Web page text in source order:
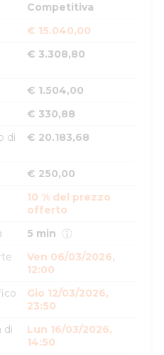
Competitiva
€ 15.040,00
€ 3.308,80
€ 1.504,00
€ 330,88
di
€ 20.183,68
€ 250,00
10 % del prezzo
offerto
5 min
Ven 06/03/2026,
12:00
Gio 12/03/2026,
23:50
di
Lun 16/03/2026,
14:50